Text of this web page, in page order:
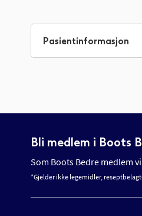
til
begynnelsen
Pasientinformasjon
Bli medlem i Boots
Som Boots Bedre medlem
*Gjelder ikke legemidler,